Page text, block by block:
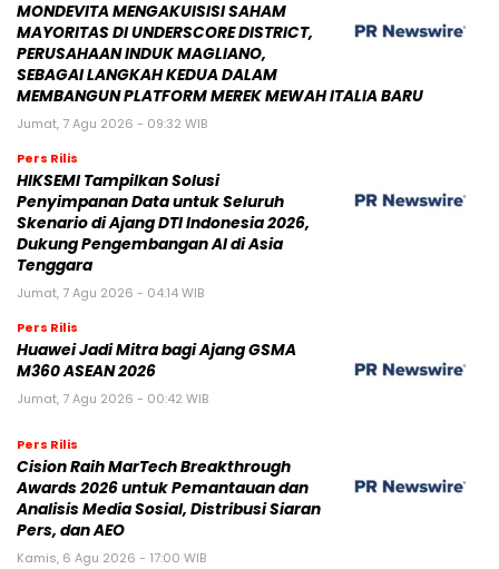
MONDEVITA MENGAKUISISI SAHAM
MAYORITAS DI UNDERSCORE DISTRICT,
PERUSAHAAN INDUK MAGLIANO,
SEBAGAI LANGKAH KEDUA DALAM
MEMBANGUN PLATFORM MEREK MEWAH ITALIA BARU
Jumat, 7 Agu 2026 - 09:32 WIB
Pers Rilis
HIKSEMI Tampilkan Solusi
Penyimpanan Data untuk Seluruh
Skenario di Ajang DTI Indonesia 2026,
Dukung Pengembangan AI di Asia
Tenggara
Jumat, 7 Agu 2026 - 04:14 WIB
Pers Rilis
Huawei Jadi Mitra bagi Ajang GSMA
M360 ASEAN 2026
Jumat, 7 Agu 2026 - 00:42 WIB
Pers Rilis
Cision Raih MarTech Breakthrough
Awards 2026 untuk Pemantauan dan
Analisis Media Sosial, Distribusi Siaran
Pers, dan AEO
Kamis, 6 Agu 2026 - 17:00 WIB